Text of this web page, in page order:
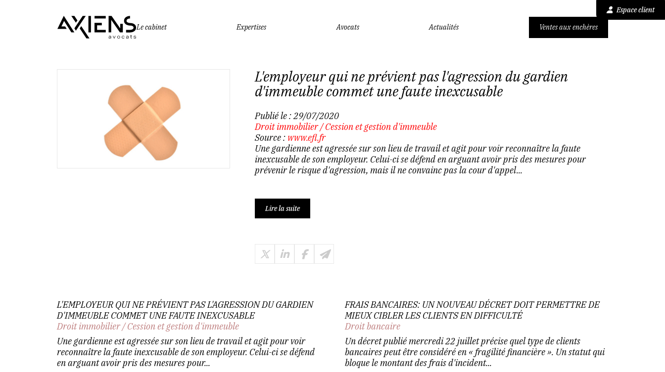
Espace client
Le cabinet
Expertises Avocats Actualités Ventes aux enchères
L'employeur qui ne prévient pas l'agression du gardien
d'immeuble commet une faute inexcusable
Publié le :29/07/2020
Droit immobilier/Cession et gestion d'immeuble
Source : www.efl.fr
Une gardienne est agressée sur son lieu de travail et agit pour voir reconnaître la faute
inexcusable de son employeur. Celui-ci se défend en arguant avoir pris des mesures pour
prévenir le risque d'agression, mais il ne convainc pas la cour d'appel...
Lire la suite
L'EMPLOYEUR QUI NE PRÉVIENT PAS L'AGRESSION DU GARDIEN
D'IMMEUBLE COMMET UNE FAUTE INEXCUSABLE
Droit immobilier/Cession et gestion d'immeuble
Une gardienne est agressée sur son lieu de travail et agit pour voir
reconnaître la faute inexcusable de son employeur. Celui-ci se défend
en arguant avoir pris des mesures pour...
FRAIS BANCAIRES: UN NOUVEAU DÉCRET DOIT PERMETTRE DE
MIEUX CIBLER LES CLIENTS EN DIFFICULTÉ
Droit bancaire
Un décret publié mercredi 22 juillet précise quel type de clients
bancaires peut être considéré en « fragilité financière ». Un statut qui
bloque le montant des frais d'incident...